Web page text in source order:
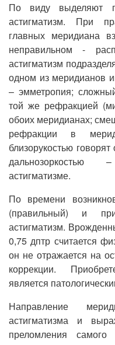
По виду выделяют
астигматизм. При
главных меридиана
неправильном -
астигматизм
одном из меридианов
– эмметропия;
той же рефракцией
обоих меридианах;
рефракции в
близорукостью
дальнозоркостью
астигматизме.
По времени
(правильный) и
астигматизм.
0,75 дптр считается
он не отражается на
коррекции.
является
Направление
астигматизма и
преломления